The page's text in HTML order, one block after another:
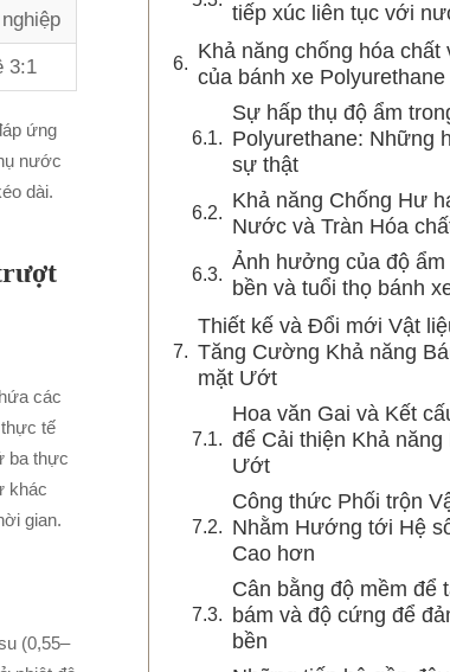
3:1
ứng
nước
dài.
các
tế
ba thực
khác
gian.
(0,55–
tiếp xúc liên tục với
Khả năng chống hóa chất
của bánh xe Polyurethane
Sự hấp thụ độ ẩm
Polyurethane: Những
sự thật
Khả năng Chống Hư
Nước và Tràn Hóa
Ảnh hưởng của độ ẩm
bền và tuổi thọ bánh
Thiết kế và Đổi mới Vật
Tăng Cường Khả năng
mặt Ướt
Hoa văn Gai và Kết
để Cải thiện Khả năng
Ướt
Công thức Phối trộn
Nhằm Hướng tới Hệ
Cao hơn
Cân bằng độ mềm để
bám và độ cứng để
bền